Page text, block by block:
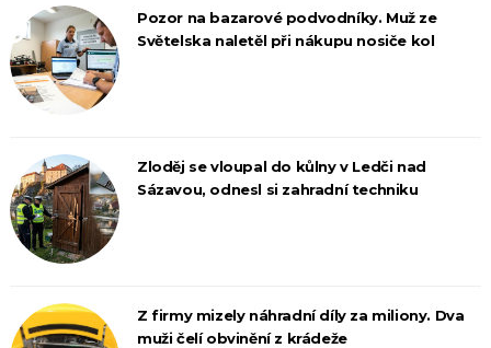
Pozor na bazarové podvodníky. Muž ze
Světelska naletěl při nákupu nosiče kol
Zloděj se vloupal do kůlny v Ledči nad
Sázavou, odnesl si zahradní techniku
Z firmy mizely náhradní díly za miliony. Dva
muži čelí obvinění z krádeže